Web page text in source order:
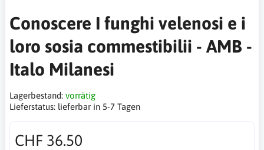
Conoscere I funghi velenosi e i
loro sosia commestibilii - AMB -
Italo Milanesi
Lagerbestand: vorrätig
Lieferstatus: lieferbar in 5-7 Tagen
CHF 36.50